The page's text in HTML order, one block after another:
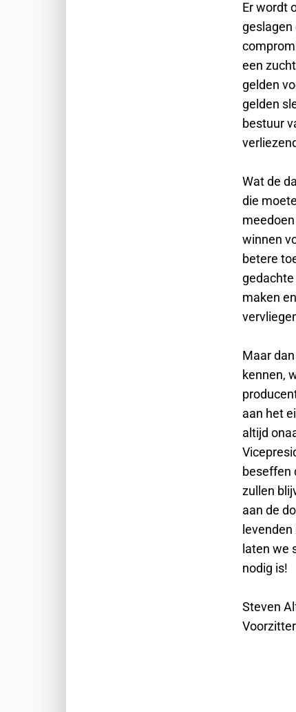
Er wordt
een
gelden
gelden
bestuur
Wat de
die
winnen
betere
maken
Maar
kennen,
aan het
altijd
beseffen
zullen
aan de
laten we
nodig is!
Steven